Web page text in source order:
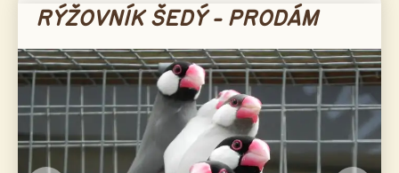
RÝŽOVNÍK ŠEDÝ - PRODÁM